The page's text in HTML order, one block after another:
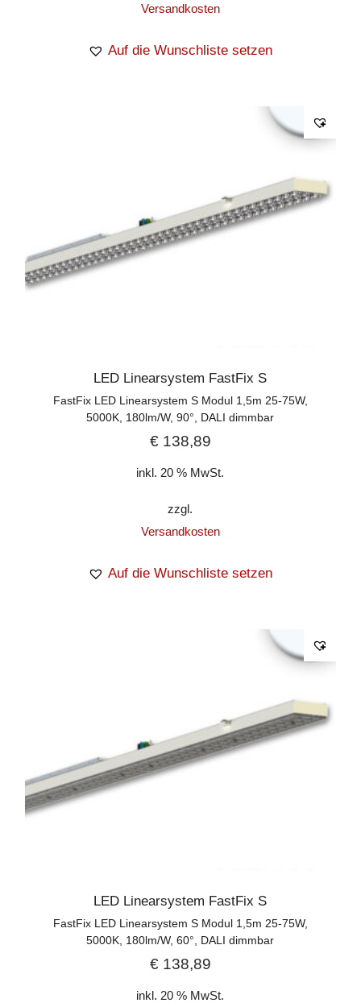
Versandkosten
Auf die Wunschliste setzen
LED Linearsystem FastFix S
FastFix LED Linearsystem S Modul 1,5m 25-75W,
5000K, 180lm/W, 90°, DALI dimmbar
€138,89
inkl. 20 % MwSt.
zzgl.
Versandkosten
Auf die Wunschliste setzen
LED Linearsystem FastFix S
FastFix LED Linearsystem S Modul 1,5m 25-75W,
5000K, 180lm/W, 60°, DALI dimmbar
€138,89
inkl. 20 % MwSt.